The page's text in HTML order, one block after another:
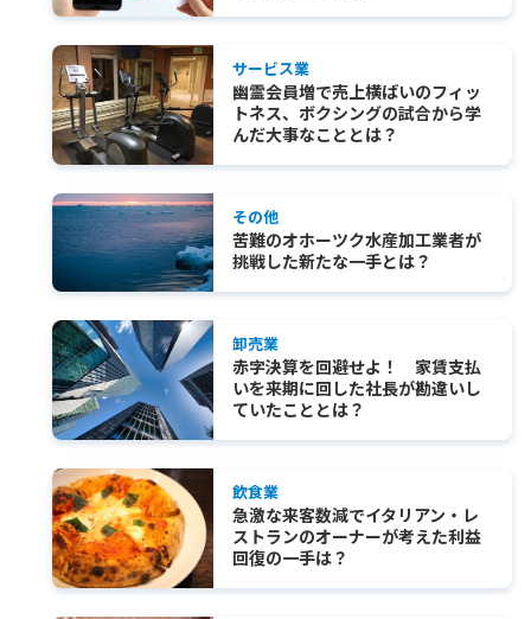
サービス業
幽霊会員増で売上横ばいのフィッ
トネス、ボクシングの試合から学
んだ大事なこととは？
その他
苦難のオホーツク水産加工業者が
挑戦した新たな一手とは？
卸売業
赤字決算を回避せよ！ 家賃支払
いを来期に回した社長が勘違いし
ていたこととは？
飲食業
急激な来客数減でイタリアン・レ
ストランのオーナーが考えた利益
回復の一手は？